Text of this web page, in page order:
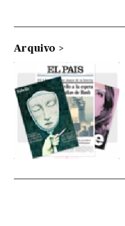
Arquivo